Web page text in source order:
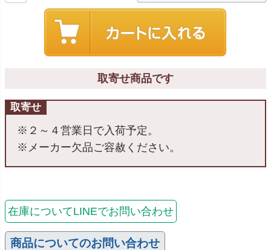
取寄せ商品です
取寄せ
※２～４営業日で入荷予定。
※メーカー欠品ご容赦ください。
在庫についてLINEでお問い合わせ
商品についてのお問い合わせ